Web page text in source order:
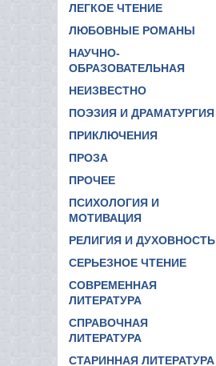
ЛЕГКОЕ ЧТЕНИЕ
ЛЮБОВНЫЕ РОМАНЫ
НАУЧНО-
ОБРАЗОВАТЕЛЬНАЯ
НЕИЗВЕСТНО
ПОЭЗИЯ И ДРАМАТУРГИЯ
ПРИКЛЮЧЕНИЯ
ПРОЗА
ПРОЧЕЕ
ПСИХОЛОГИЯ И
МОТИВАЦИЯ
РЕЛИГИЯ И ДУХОВНОСТЬ
СЕРЬЕЗНОЕ ЧТЕНИЕ
СОВРЕМЕННАЯ
ЛИТЕРАТУРА
СПРАВОЧНАЯ
ЛИТЕРАТУРА
СТАРИННАЯ ЛИТЕРАТУРА